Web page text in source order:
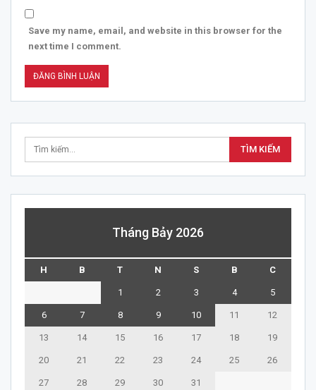
Save my name, email, and website in this browser for the
next time I comment.
Tháng Bảy 2026
H B T N S B C
1 2 3 4 5
6 7 8 9 10 11 12
13 14 15 16 17 18 19
20 21 22 23 24 25 26
27 28 29 30 31